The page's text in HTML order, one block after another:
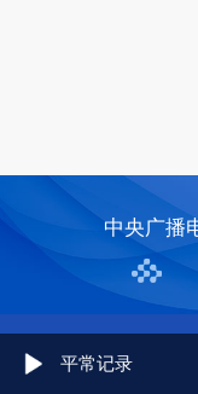
平常记录
中央广播